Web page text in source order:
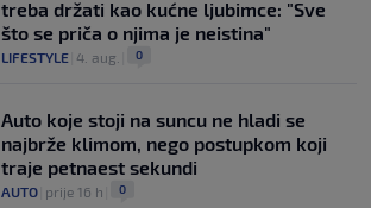
treba držati kao kućne ljubimce: "Sve
što se priča o njima je neistina"
LIFESTYLE 4. aug. 0
Auto koje stoji na suncu ne hladi se
najbrže klimom, nego postupkom koji
traje petnaest sekundi
AUTO prije 16 h 0